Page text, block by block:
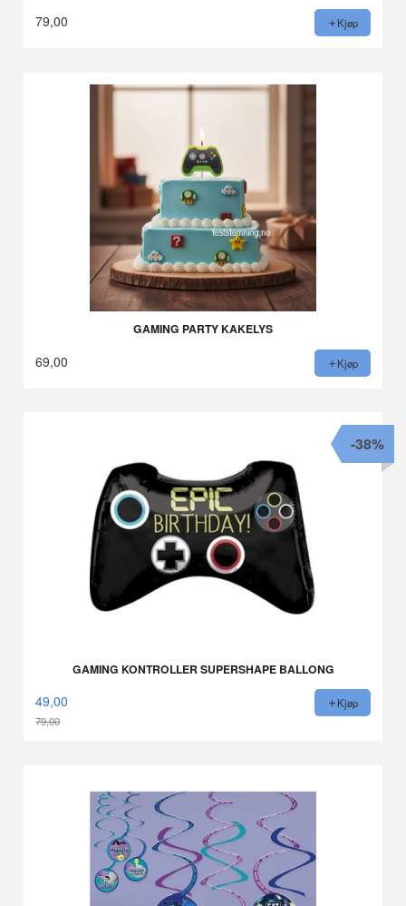
79,00 Kjøp
GAMING PARTY KAKELYS
69,00 Kjøp
GAMING KONTROLLER SUPERSHAPE BALLONG
49,00
79,00
-38%
Kjøp